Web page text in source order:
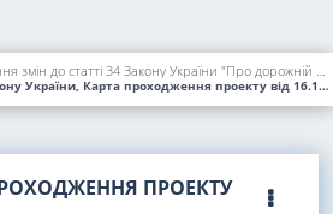
Про внесення змін до статті 34 Закону України "Про дорожній рух" щодо запровадження відомчої реєстрації транспортних засобів Служби безпеки України
України, Карта проходження проекту від 16.11.2022
ПРОЕКТУ